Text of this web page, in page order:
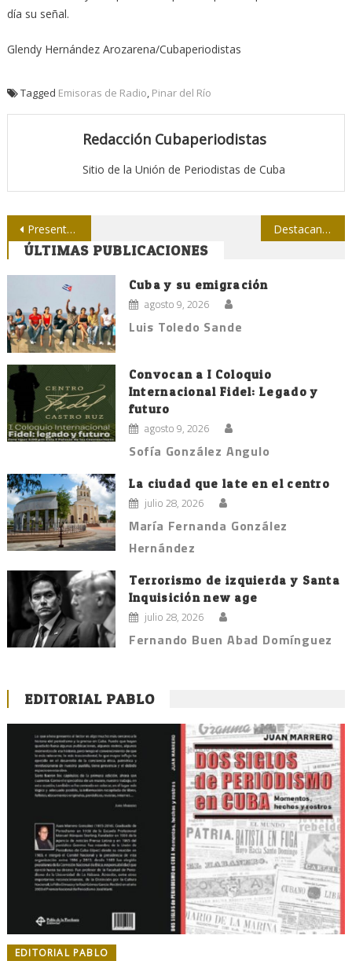
día su señal.
Glendy Hernández Arozarena/Cubaperiodistas
Tagged Emisoras de Radio Pinar del Río
Redacción Cubaperiodistas
Sitio de la Unión de Periodistas de Cuba
Navegación
de
entradas
Presentan nuevo número de la revista Opus Habana Destacan valores de colega granmense
ÚLTIMAS PUBLICACIONES
Cuba y su emigración
agosto 9, 2026
Luis Toledo Sande
Convocan a I Coloquio
Internacional Fidel: Legado y
futuro
agosto 9, 2026
Sofía González Angulo
La ciudad que late en el centro
julio 28, 2026
María Fernanda González
Hernández
Terrorismo de izquierda y Santa
Inquisición new age
julio 28, 2026
Fernando Buen Abad Domínguez
EDITORIAL PABLO
EDITORIAL PABLO